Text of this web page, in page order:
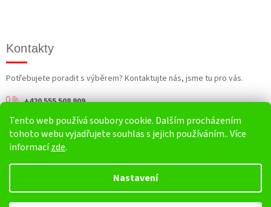
Tento web používá soubory cookie. Dalším procházením
tohoto webu vyjadřujete souhlas s jejich používáním.. Více
informacízde.
Nastavení
Kontakty
Potřebujete poradit s výběrem? Kontaktujte nás, jsme tu pro vás.
+420 555 508 909
info@harv.cz